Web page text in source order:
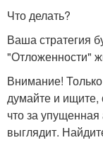
Что делать?
Ваша стратегия
"Отложенности"
Внимание!
думайте и ищите,
что за
выглядит.